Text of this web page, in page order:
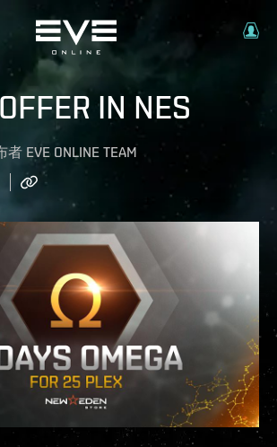
IN NES
者 EVE ONLINE TEAM